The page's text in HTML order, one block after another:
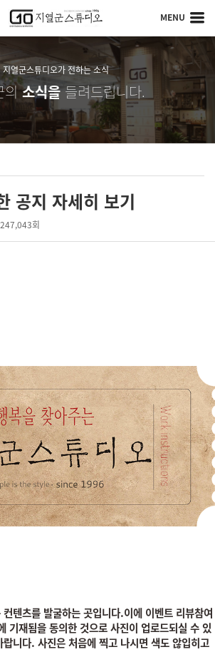
MENU
지열군스튜디오가 전하는 소식
의소식을들려드립니다.
공지 자세히 보기
247,043회
텐츠를 발굴하는 곳입니다.이에 이벤트 리뷰참여
기재됨을 동의한 것으로 사진이 업로드되실 수 있
랍니다. 사진은 처음에 찍고 나시면 색도 않입히고